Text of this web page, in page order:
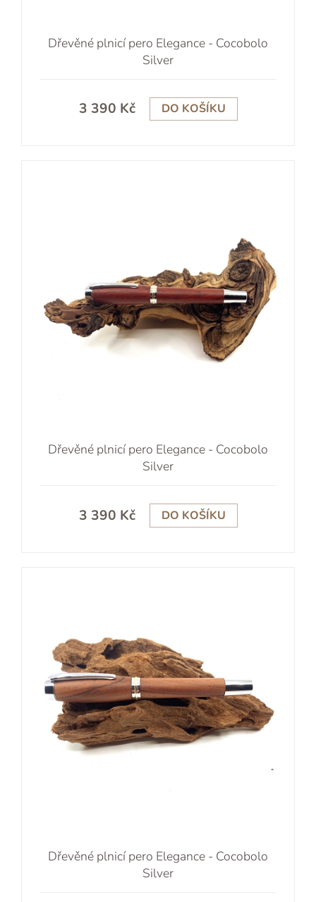
Dřevěné plnicí pero Elegance - Cocobolo
Silver
3 390 Kč DO KOŠÍKU
Dřevěné plnicí pero Elegance - Cocobolo
Silver
3 390 Kč DO KOŠÍKU
Dřevěné plnicí pero Elegance - Cocobolo
Silver